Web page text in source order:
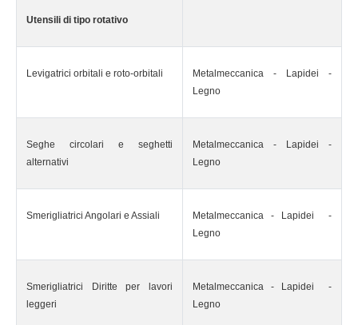
Utensili di tipo rotativo
Levigatrici orbitali e roto-orbitali
Metalmeccanica - Lapidei -
Legno
Seghe circolari e seghetti
alternativi
Metalmeccanica - Lapidei -
Legno
Smerigliatrici Angolari e Assiali
Metalmeccanica - Lapidei -
Legno
Smerigliatrici Diritte per lavori
leggeri
Metalmeccanica - Lapidei -
Legno